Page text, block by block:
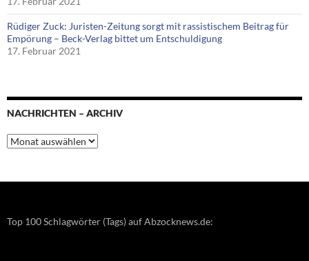
Rüdiger Zuck: Juristen-Zeitung sorgt mit rassistischem Beitrag für
Empörung – Beck-Verlag bittet um Entschuldigung
17. Februar 2021
NACHRICHTEN – ARCHIV
Nachrichten
–
Top 100 Schlagwörter (Tags) auf Abzocknews.de: